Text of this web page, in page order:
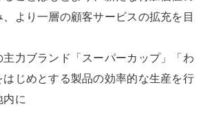
より一層の顧客サービスの拡充を目
主力ブランド「スーパーカップ」「わ
じめとする製品の効率的な生産を行
内に